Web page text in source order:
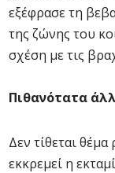
εξέφρασε τη
της ζώνης του
σχέση με τις
Πιθανότατα
Δεν τίθεται
εκκρεμεί η